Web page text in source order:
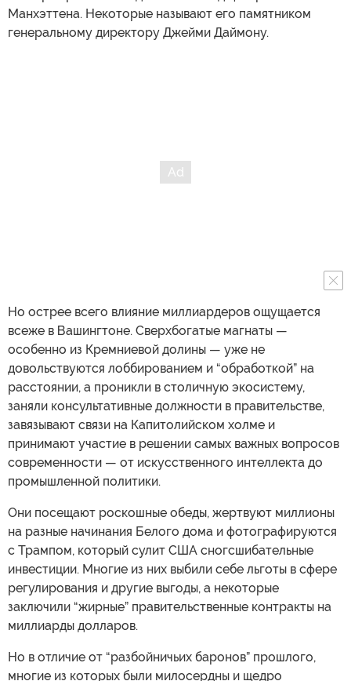
Манхэттена. Некоторые называют его памятником
генеральному директору Джейми Даймону.
Но острее всего влияние миллиардеров ощущается
всеже в Вашингтоне. Сверхбогатые магнаты —
особенно из Кремниевой долины — уже не
довольствуются лоббированием и “обработкой” на
расстоянии, а проникли в столичную экосистему,
заняли консультативные должности в правительстве,
завязывают связи на Капитолийском холме и
принимают участие в решении самых важных вопросов
современности — от искусственного интеллекта до
промышленной политики.
Они посещают роскошные обеды, жертвуют миллионы
на разные начинания Белого дома и фотографируются
с Трампом, который сулит США сногсшибательные
инвестиции. Многие из них выбили себе льготы в сфере
регулирования и другие выгоды, а некоторые
заключили “жирные” правительственные контракты на
миллиарды долларов.
Но в отличие от “разбойничьих баронов” прошлого,
многие из которых были милосердны и щедро